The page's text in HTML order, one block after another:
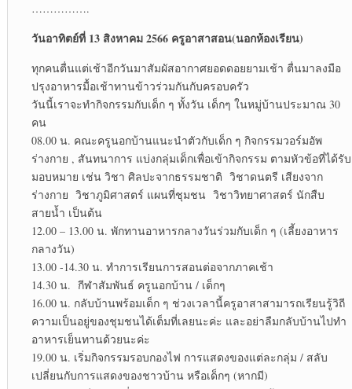
…………….
วันอาทิตย์ที่ 13 สิงหาคม 2566 ครูอาสาสอน(นอกห้องเรียน)
ทุกคนตื่นแต่เช้าอีกวันมาสัมผัสอากาศยอดดอยยามเช้า ตื่นมาลงมือ
ปรุงอาหารมื้อเช้าทานข้าวร่วมกันกับครอบครัว
วันนี้เราจะทำกิจกรรมกับเด็ก ๆ ทั้งวัน เด็กๆ ในหมู่บ้านประมาณ 30
คน
08.00 น. คณะครูนอกบ้านแนะนำตัวกับเด็ก ๆ กิจกรรมวอร์มอัพ
ร่างกาย , สันทนาการ แบ่งกลุ่มเด็กเพื่อเข้ากิจกรรม ตามหัวข้อที่ได้รับ
มอบหมาย เช่น วิชา ศิลปะจากธรรมชาติ วิชาดนตรี เสียงจาก
ร่างกาย วิชาภูมิศาสตร์ แผนที่ชุมชน วิชาวิทยาศาสตร์ นักสืบ
สายน้ำ เป็นต้น
12.00 – 13.00 น. พักทานอาหารกลางวันร่วมกับเด็ก ๆ (เลี้ยงอาหาร
กลางวัน)
13.00 -14.30 น. ทำการเรียนการสอนต่อจากภาคเช้า
14.30 น. กีฬาสัมพันธ์ ครูนอกบ้าน / เด็กๆ
16.00 น. กลับบ้านพร้อมเด็ก ๆ ช่วงเวลานี้ครูอาสาสามารถเรียนรู้วิถี
ความเป็นอยู่ของชุมชนได้เต็มที่เลยนะค่ะ และอย่าลืมกลับบ้านไปทำ
อาหารเย็นทานด้วยนะค่ะ
19.00 น. เริ่มกิจกรรมรอบกองไฟ การแสดงของแต่ละกลุ่ม / สลับ
เปลี่ยนกับการแสดงของชาวบ้าน หรือเด็กๆ (หากมี)